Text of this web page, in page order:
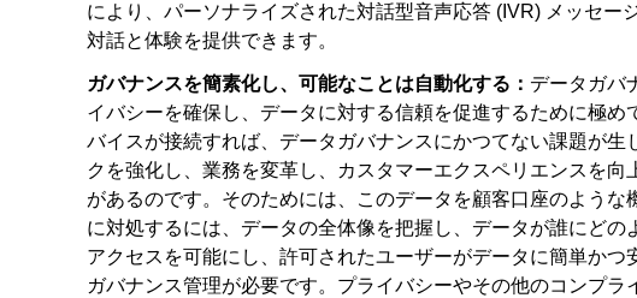
により、パーソナライズされた対話型音声応答 (IVR) メッセー
対話と体験を提供できます。
ガバナンスを簡素化し、可能なことは自動化する： データガバ
イバシーを確保し、データに対する信頼を促進するために極
バイスが接続すれば、データガバナンスにかつてない課題が
クを強化し、業務を変革し、カスタマーエクスペリエンスを
があるのです。そのためには、このデータを顧客口座のよう
に対処するには、データの全体像を把握し、データが誰にど
アクセスを可能にし、許可されたユーザーがデータに簡単か
ガバナンス管理が必要です。プライバシーやその他のコンプ